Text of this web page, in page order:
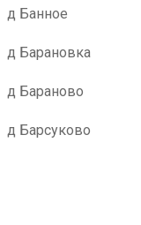
д Банное
д Барановка
д Бараново
д Барсуково